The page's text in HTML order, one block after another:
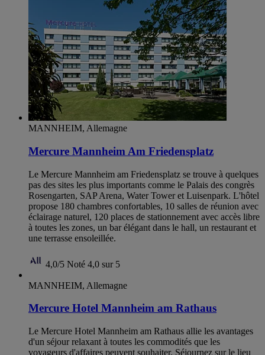
MANNHEIM, Allemagne
Mercure Mannheim Am Friedensplatz
Le Mercure Mannheim am Friedensplatz se trouve à quelques
pas des sites les plus importants comme le Palais des congrès
Rosengarten, SAP Arena, Water Tower et Luisenpark. L'hôtel
propose 180 chambres confortables, 10 salles de réunion avec
éclairage naturel, 120 places de stationnement avec accès libre
à toutes les zones, un bar élégant dans le hall, un restaurant et
une terrasse ensoleillée.
4,0/5 Noté 4,0 sur 5
MANNHEIM, Allemagne
Mercure Hotel Mannheim am Rathaus
Le Mercure Hotel Mannheim am Rathaus allie les avantages
d'un séjour relaxant à toutes les commodités que les
voyageurs d'affaires peuvent souhaiter. Séjournez sur le lieu